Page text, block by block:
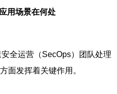
用场景在何处
全运营（SecOps）团队处理
面发挥着关键作用。